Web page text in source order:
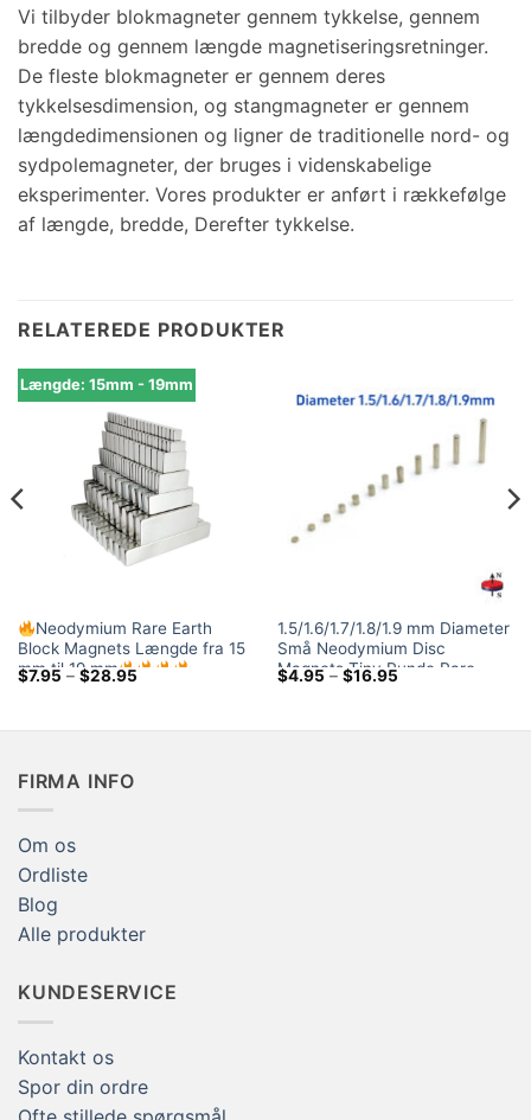
Vi tilbyder blokmagneter gennem tykkelse, gennem
bredde og gennem længde magnetiseringsretninger.
De fleste blokmagneter er gennem deres
tykkelsesdimension, og stangmagneter er gennem
længdedimensionen og ligner de traditionelle nord- og
sydpolemagneter, der bruges i videnskabelige
eksperimenter. Vores produkter er anført i rækkefølge
af længde, bredde, Derefter tykkelse.
RELATEREDE PRODUKTER
Længde: 15mm - 19mm
Neodymium Rare Earth
Block Magnets Længde fra 15
mm til 19 mm
$7.95 – $28.95Prisklasse:
1.5/1.6/1.7/1.8/1.9 mm Diameter
Små Neodymium Disc
Magnets Tiny Runde Rare
Earth Rod Magnets til salg
$4.95 – $16.95Prisklasse:
FIRMA INFO
Om os
Ordliste
Blog
Alle produkter
KUNDESERVICE
Kontakt os
Spor din ordre